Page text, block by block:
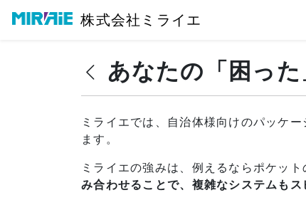
株式会社ミライエ
あなたの「困っ
ミライエでは、自治体様向けのパッケ
ます。
ミライエの強みは、例えるならポケッ
み合わせることで、複雑なシステムも